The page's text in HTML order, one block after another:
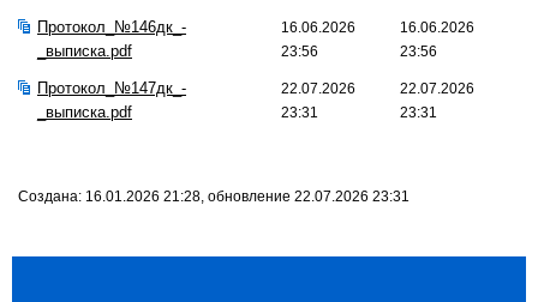
Протокол_№146дк_-
_выписка.pdf
16.06.2026
23:56
16.06.2026
23:56
Протокол_№147дк_-
_выписка.pdf
22.07.2026
23:31
22.07.2026
23:31
Создана: 16.01.2026 21:28, обновление 22.07.2026 23:31